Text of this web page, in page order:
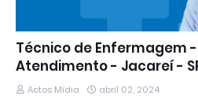
Técnico de Enfermagem
Atendimento - Jacareí -
Actos Mídia abril 02, 2024